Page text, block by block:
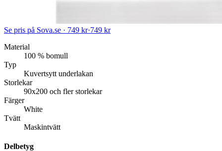
Se pris på Sova.se · 749 kr·749 kr
Material
100 % bomull
Typ
Kuvertsytt underlakan
Storlekar
90x200 och fler storlekar
Färger
White
Tvätt
Maskintvätt
Delbetyg